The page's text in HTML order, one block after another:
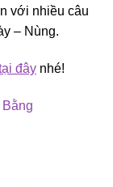
với nhiều câu
– Nùng.
đây nhé!